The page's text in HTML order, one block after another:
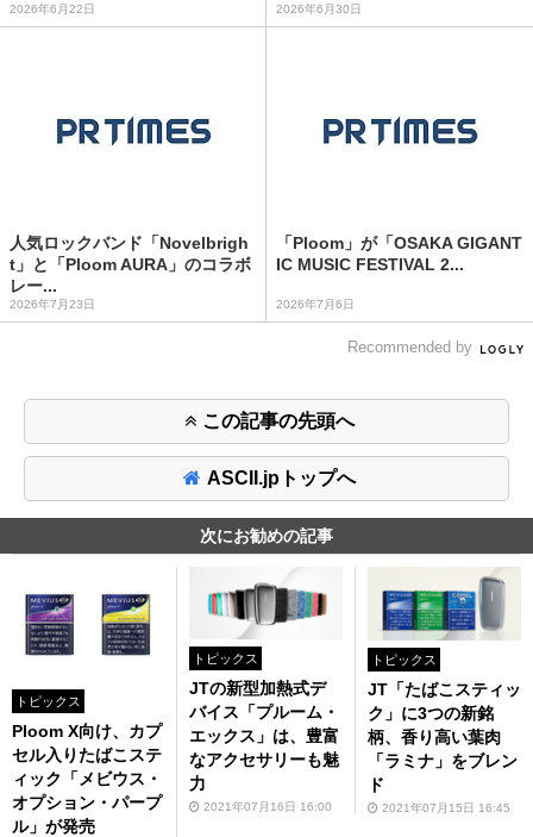
2026年6月22日 2026年6月30日
人気ロックバンド「Novelbrigh
t」と「Ploom AURA」のコラボ
レー...
2026年7月23日
「Ploom」が「OSAKA GIGANT
IC MUSIC FESTIVAL 2...
2026年7月6日
Recommended by
この記事の先頭へ
ASCII.jpトップへ
次にお勧めの記事
トピックス
Ploom X向け、カプ
セル入りたばこステ
ィック「メビウス・
オプション・パープ
ル」が発売
トピックス
JTの新型加熱式デ
バイス「プルーム・
エックス」は、豊富
なアクセサリーも魅
力
2021年07月16日 16:00
トピックス
JT「たばこスティッ
ク」に3つの新銘
柄、香り高い葉肉
「ラミナ」をブレン
ド
2021年07月15日 16:45